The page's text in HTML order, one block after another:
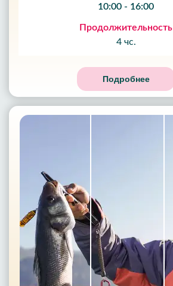
10:00 - 16:00
Продолжительность
4 чс.
Подробнее